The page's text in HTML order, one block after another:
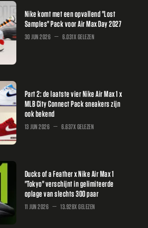
Nike komt met een opvallend "Lost
Samples" Pack voor Air Max Day 2027
30 JUN 2026 6.031X GELEZEN
Part 2: de laatste vier Nike Air Max 1 x
MLB City Connect Pack sneakers zijn
ook bekend
13 JUN 2026 6.637X GELEZEN
Ducks of a Feather x Nike Air Max 1
"Tokyo" verschijnt in gelimiteerde
oplage van slechts 300 paar
11 JUN 2026 13.928X GELEZEN